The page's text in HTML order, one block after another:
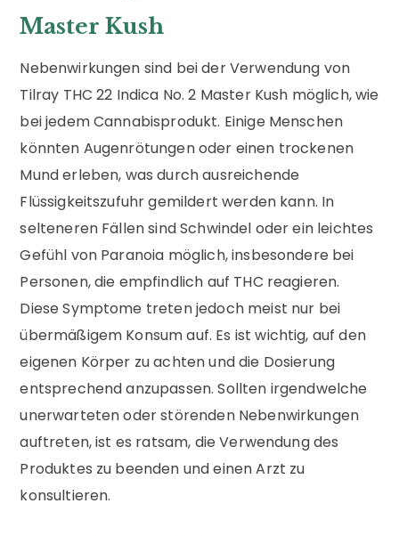
Master Kush
Nebenwirkungen sind bei der Verwendung von
Tilray THC 22 Indica No. 2 Master Kush möglich, wie
bei jedem Cannabisprodukt. Einige Menschen
könnten Augenrötungen oder einen trockenen
Mund erleben, was durch ausreichende
Flüssigkeitszufuhr gemildert werden kann. In
selteneren Fällen sind Schwindel oder ein leichtes
Gefühl von Paranoia möglich, insbesondere bei
Personen, die empfindlich auf THC reagieren.
Diese Symptome treten jedoch meist nur bei
übermäßigem Konsum auf. Es ist wichtig, auf den
eigenen Körper zu achten und die Dosierung
entsprechend anzupassen. Sollten irgendwelche
unerwarteten oder störenden Nebenwirkungen
auftreten, ist es ratsam, die Verwendung des
Produktes zu beenden und einen Arzt zu
konsultieren.